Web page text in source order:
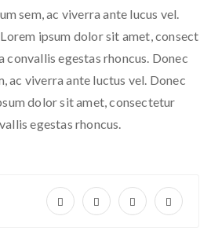
sem, ac viverra ante lucus vel.
ipsum dolor sit amet, consect
egestas rhoncus. Donec
ac viverra ante luctus vel. Donec
dolor sit amet, consectetur
egestas rhoncus.